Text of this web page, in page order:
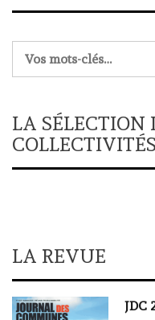
LA SÉLECTION
COLLECTIVITÉS
LA REVUE
JDC